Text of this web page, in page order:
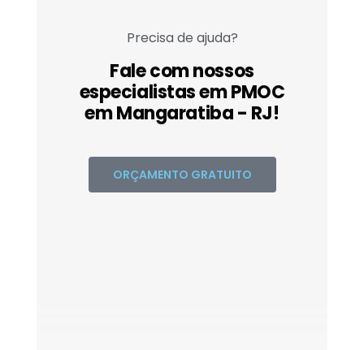
Precisa de ajuda?
Fale com nossos
especialistas em PMOC
em Mangaratiba - RJ!
ORÇAMENTO GRATUITO